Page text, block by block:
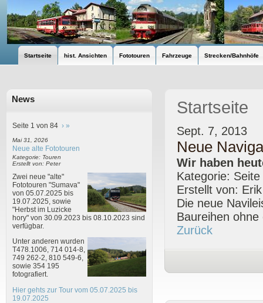
Startseite hist. Ansichten Fototouren Fahrzeuge Strecken/Bahnhöfe
News
Seite 1 von 84 › »
Mai 31, 2026
Neue alte Fototouren
Kategorie: Touren
Erstellt von: Peter
Zwei neue "alte"
Fototouren "Sumava"
von 05.07.2025 bis
19.07.2025, sowie
"Herbst im Luzicke
hory" von 30.09.2023 bis 08.10.2023 sind
verfügbar.
Unter anderen wurden
T478.1006, 714 014-8,
749 262-2, 810 549-6,
sowie 354 195
fotografiert.
Hier gehts zur Tour vom 05.07.2025 bis
19.07.2025
Startseite
Sept. 7, 2013
Neue
Wir haben
Kategorie: Seite
Erstellt von:
Die neue
Baureihen
Zurück